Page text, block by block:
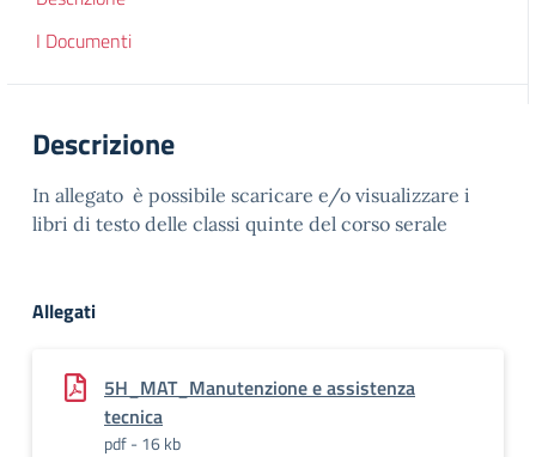
I Documenti
Descrizione
In allegato è possibile scaricare e/o visualizzare i
libri di testo delle classi quinte del corso serale
Allegati
5H_MAT_Manutenzione e assistenza
tecnica
pdf - 16 kb